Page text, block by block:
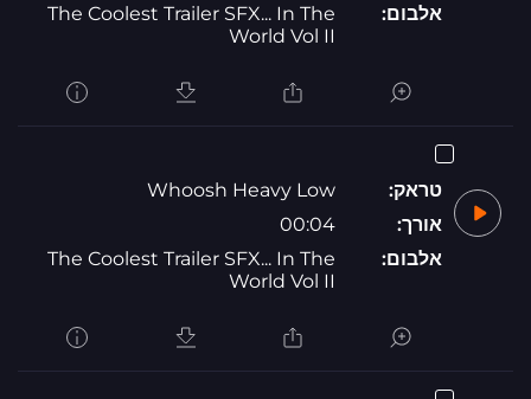
אלבום:
The Coolest Trailer SFX... In The
World Vol II
טראק:
Whoosh Heavy Low
אורך:
00:04
אלבום:
The Coolest Trailer SFX... In The
World Vol II